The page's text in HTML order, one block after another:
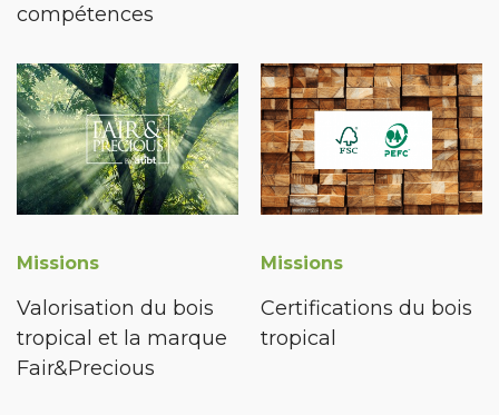
compétences
Missions
Valorisation du bois
tropical et la marque
Fair&Precious
Missions
Certifications du bois
tropical